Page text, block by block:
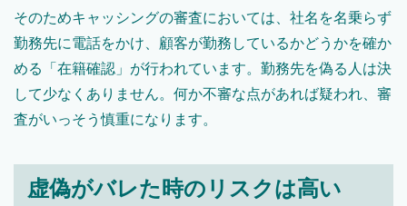
そのためキャッシングの審査においては、社名を名乗らず
勤務先に電話をかけ、顧客が勤務しているかどうかを確か
める「在籍確認」が行われています。勤務先を偽る人は決
して少なくありません。何か不審な点があれば疑われ、審
査がいっそう慎重になります。
虚偽がバレた時のリスクは高い